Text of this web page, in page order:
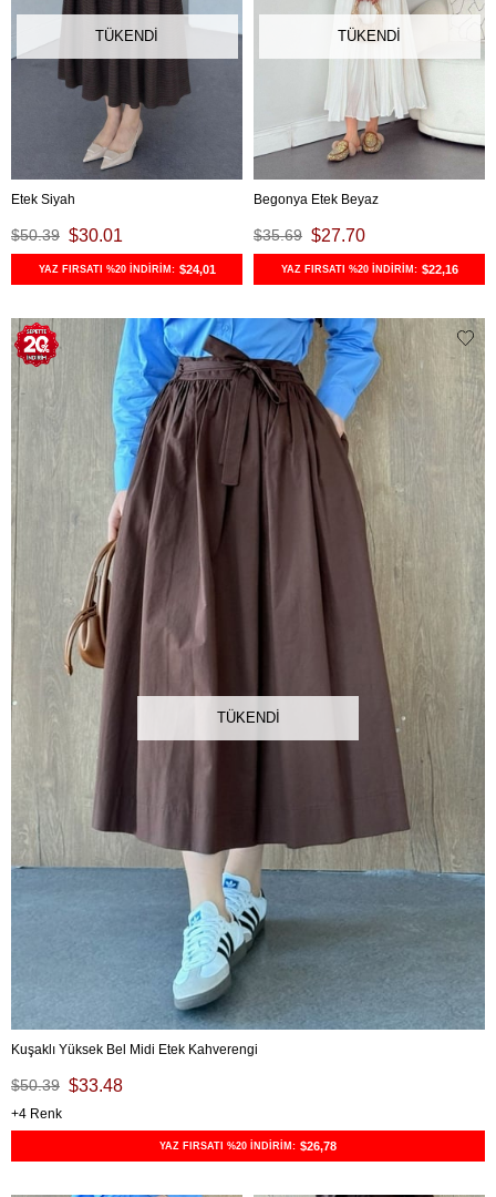
TÜKENDI
Etek Siyah
$30.01
$50.39
YAZ FIRSATI %20 İNDİRİM: $24,01
TÜKENDI
Begonya Etek Beyaz
$27.70
$35.69
YAZ FIRSATI %20 İNDİRİM: $22,16
TÜKENDI
Kuşaklı Yüksek Bel Midi Etek Kahverengi
$33.48
$50.39
4
YAZ FIRSATI %20 İNDİRİM: $26,78